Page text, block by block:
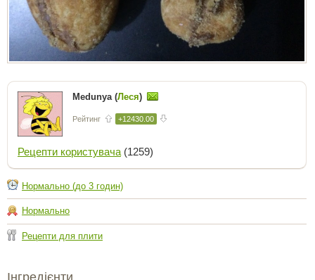
Medunya (Леся)
Рейтинг +12430.00
Рецепти користувача (1259)
Нормально (до 3 годин)
Нормально
Рецепти для плити